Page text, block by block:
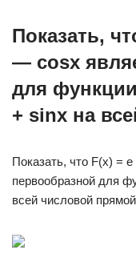
Показать,
— cosx
для
+ sinx на
Показать, что F(x) =
первообразной для
всей числовой